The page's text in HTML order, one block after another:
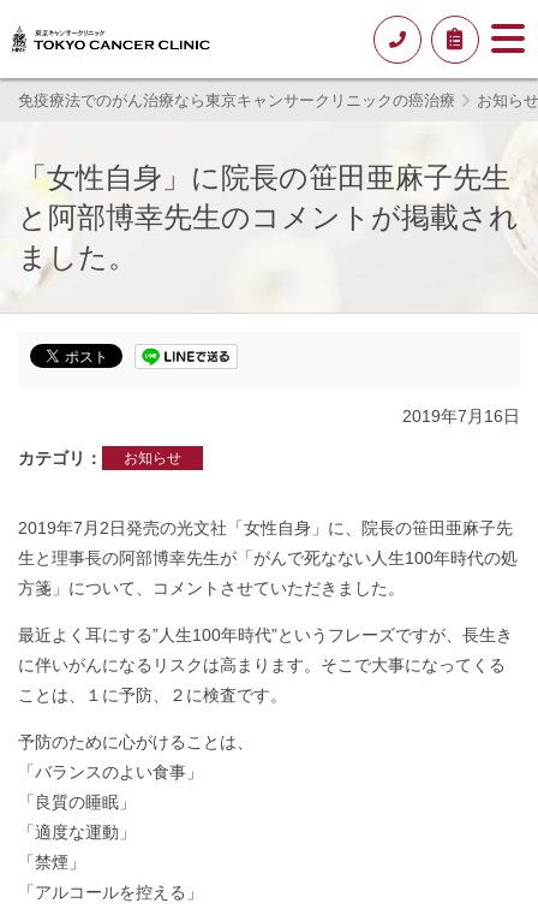
免疫療法でのがん治療なら東京キャンサークリニックの癌治療 お知らせ
「女性自身」に院長の笹田亜麻子先生
と阿部博幸先生のコメントが掲載され
ました。
2019年7月16日
カテゴリ お知らせ
2019年7月2日発売の光文社「女性自身」に、院長の笹田亜麻子先
生と理事長の阿部博幸先生が「がんで死なない人生100年時代の処
方箋」について、コメントさせていただきました。
最近よく耳にする”人生100年時代”というフレーズですが、長生き
に伴いがんになるリスクは高まります。そこで大事になってくる
ことは、１に予防、２に検査です。
予防のために心がけることは、
「バランスのよい食事」
「良質の睡眠」
「適度な運動」
「禁煙」
「アルコールを控える」